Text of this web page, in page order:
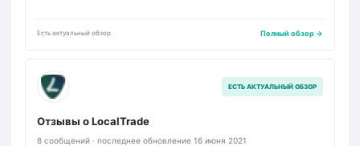
Есть актуальный обзор Полный обзор →
LT ЕСТЬ АКТУАЛЬНЫЙ ОБЗОР
Отзывы о LocalTrade
8 сообщений · последнее обновление 16 июня 2021